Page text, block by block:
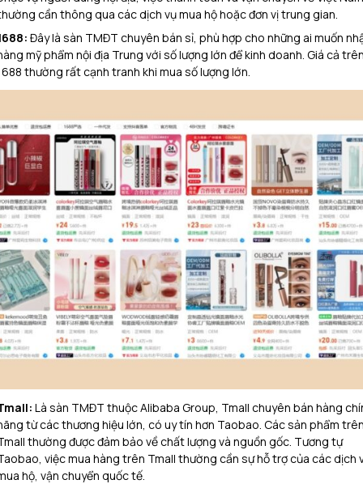
cần thông qua các dịch vụ mua hộ hoặc đơn vị trung gian.
Đây là sàn TMĐT chuyên bán sỉ, phù hợp cho những ai muốn
mỹ phẩm nội địa Trung với số lượng lớn để kinh doanh. Giá cả
thường rất cạnh tranh khi mua số lượng lớn.
Là sàn TMĐT thuộc Alibaba Group, Tmall chuyên bán hàng
từ các thương hiệu lớn, có uy tín hơn Taobao. Các sản phẩm
thường được đảm bảo về chất lượng và nguồn gốc. Tương tự
việc mua hàng trên Tmall thường cần sự hỗ trợ của các dịch
hộ, vận chuyển quốc tế.